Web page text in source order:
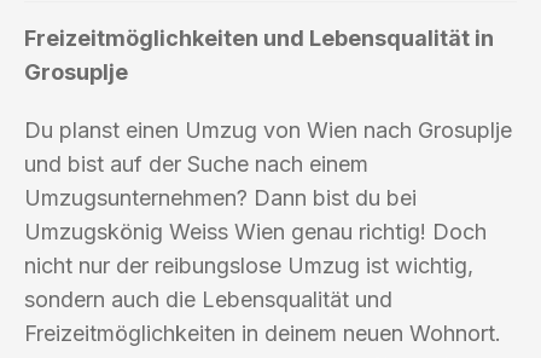
Freizeitmöglichkeiten und Lebensqualität in
Grosuplje
Du planst einen Umzug von Wien nach Grosuplje
und bist auf der Suche nach einem
Umzugsunternehmen? Dann bist du bei
Umzugskönig Weiss Wien genau richtig! Doch
nicht nur der reibungslose Umzug ist wichtig,
sondern auch die Lebensqualität und
Freizeitmöglichkeiten in deinem neuen Wohnort.